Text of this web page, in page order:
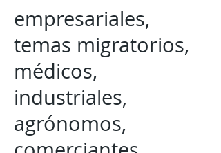
empresariales,
temas migratorios,
médicos,
industriales,
agrónomos,